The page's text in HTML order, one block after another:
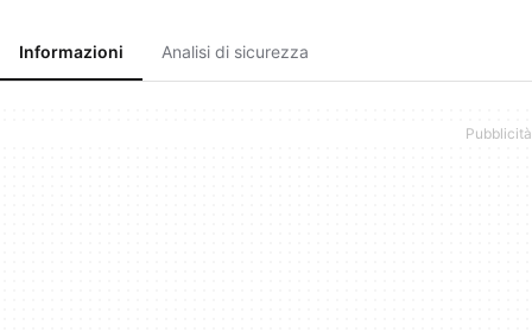
Informazioni Analisi di sicurezza